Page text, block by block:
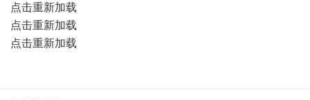
点击重新加载
点击重新加载
点击重新加载